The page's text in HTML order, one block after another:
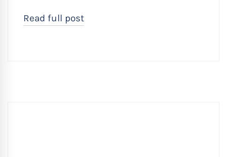
Read full post